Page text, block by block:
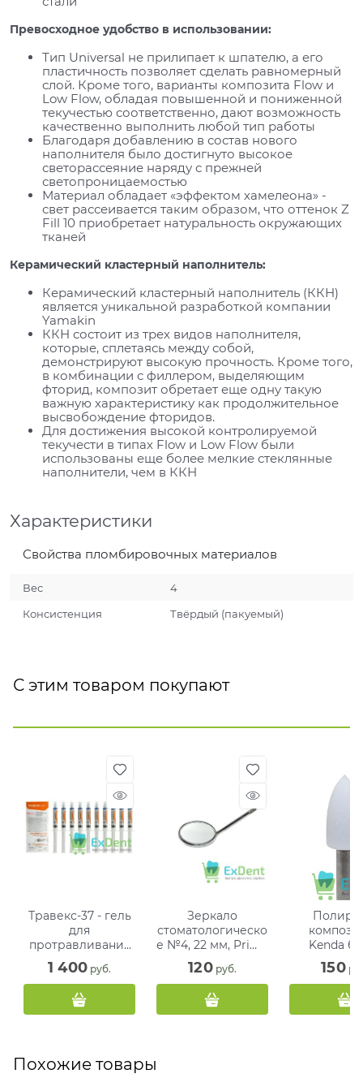
Превосходное удобство в использовании:
Тип Universal не прилипает к шпателю, а его
пластичность позволяет сделать равномерный
слой. Кроме того, варианты композита Flow и
Low Flow, обладая повышенной и пониженной
текучестью соответственно, дают возможность
качественно выполнить любой тип работы
Благодаря добавлению в состав нового
наполнителя было достигнуто высокое
светорассеяние наряду с прежней
светопроницаемостью
Материал обладает «эффектом хамелеона» -
свет рассеивается таким образом, что оттенок Z
Fill 10 приобретает натуральность окружающих
тканей
Керамический кластерный наполнитель:
Керамический кластерный наполнитель (ККН)
является уникальной разработкой компании
Yamakin
ККН состоит из трех видов наполнителя,
которые, сплетаясь между собой,
демонстрируют высокую прочность. Кроме того,
в комбинации с филлером, выделяющим
фторид, композит обретает еще одну такую
важную характеристику как продолжительное
высвобождение фторидов.
Для достижения высокой контролируемой
текучести в типах Flow и Low Flow были
использованы еще более мелкие стеклянные
наполнители, чем в ККН
Характеристики
Свойства пломбировочных материалов
Вес 4
Консистенция Твёрдый (пакуемый)
С этим товаром покупают
Травекс-37 - гель
для
протравливания
эмали и детина
(10 х 3,5 мл)
1 400 руб.
Зеркало
стоматологическо
е №4, 22 мм, Prima
Dental,
увеличивающее,
без ручки
120 руб.
Полир
Kenda
пламя
150
Похожие товары